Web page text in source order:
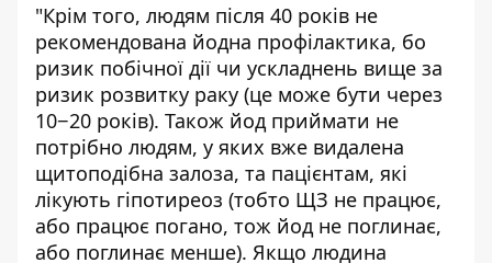
"Крім того, людям після 40 років не
рекомендована йодна профілактика, бо
ризик побічної дії чи ускладнень вище за
ризик розвитку раку (це може бути через
10−20 років). Також йод приймати не
потрібно людям, у яких вже видалена
щитоподібна залоза, та пацієнтам, які
лікують гіпотиреоз (тобто ЩЗ не працює,
або працює погано, тож йод не поглинає,
або поглинає менше). Якщо людина